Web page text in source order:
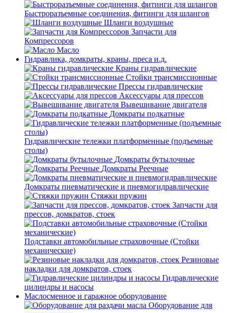
Быстроразъемные соединения, фитинги для шлангов
Шланги воздушные
Запчасти для
Компрессоров
Масло
Гидравлика, домкраты, краны, преса и.д.
Краны гидравлические
Стойки трансмиссионные
Прессы гидравлические
Аксессуары для прессов
Вывешивание двигателя
Домкраты подкатные
Гидравлические тележки платформенные (подъемные
столы)
Домкраты бутылочные
Домкраты Реечные
Домкраты пневматические и пневмогидравлические
Стяжки пружин
Запчасти для
прессов, домкратов, стоек
Подставки автомобильные страховочные (Стойки
механические)
Резиновые
накладки для домкратов, стоек
Гидравлические
цилиндры и насосы
Маслосменное и гаражное оборудование
Оборудование для